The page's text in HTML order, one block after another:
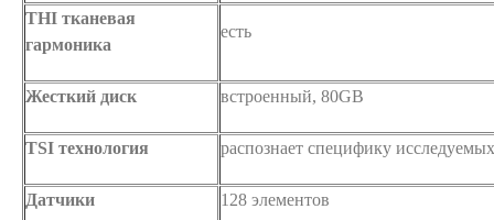
THI тканевая
гармоника
есть
Жесткий диск встроенный, 80GB
TSI технология распознает специфику
Датчики 128 элементов